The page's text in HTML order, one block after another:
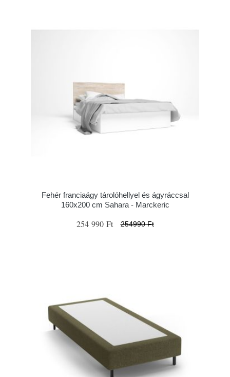
Fehér franciaágy tárolóhellyel és ágyráccsal
160x200 cm Sahara - Marckeric
254 990 Ft 254990 Ft